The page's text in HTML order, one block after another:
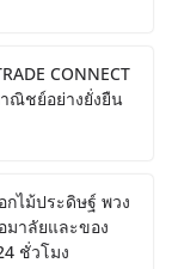
CONNECT
ณิชย์อย่างยั่งยืน
กไม้ประดิษฐ์ พวง
าลัยและของ
ชั่วโมง